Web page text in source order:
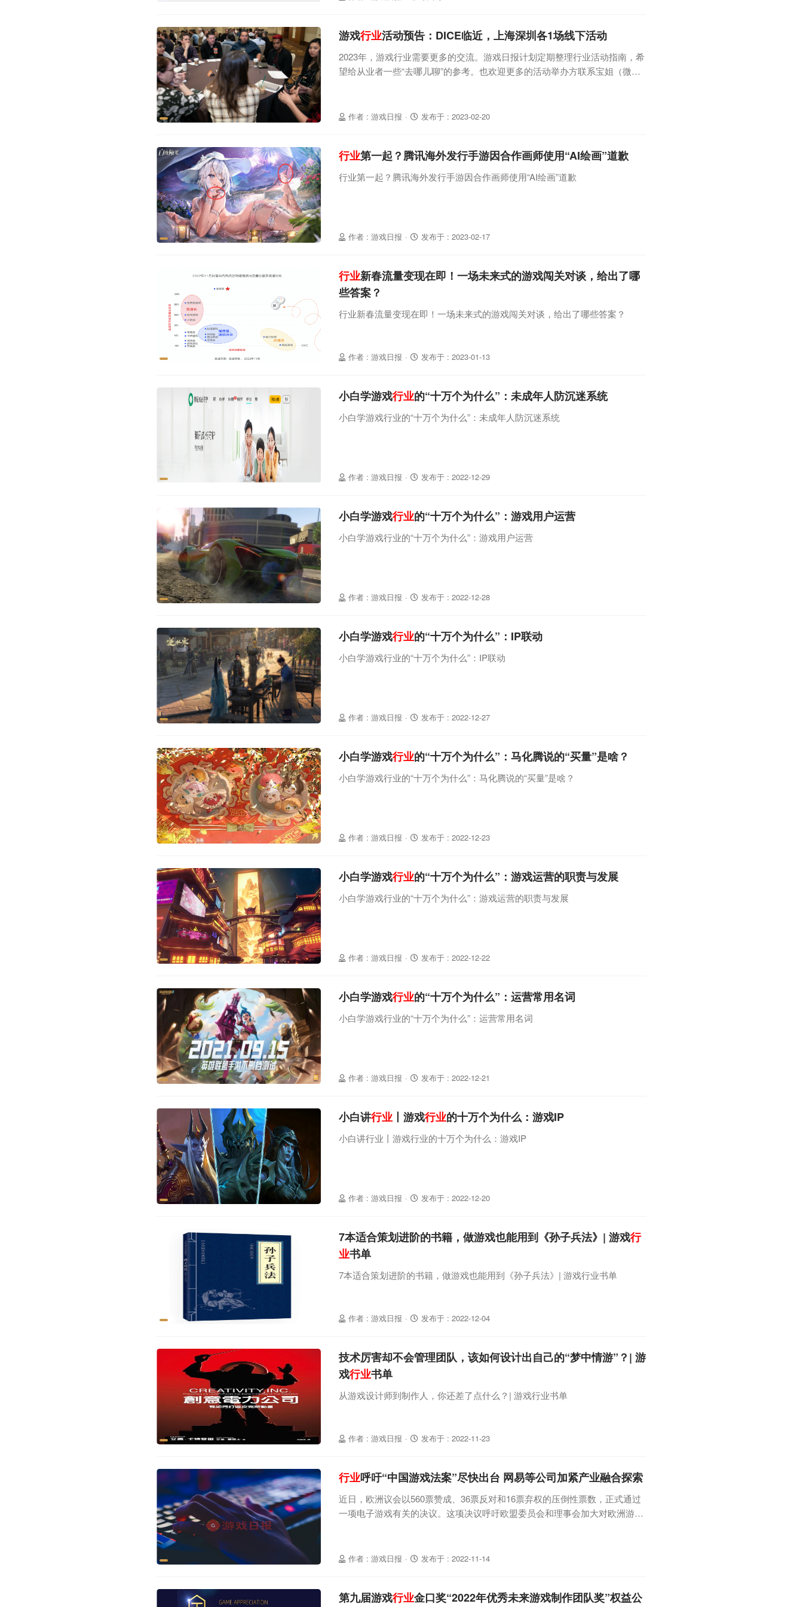
作者 : 游戏日报 · 发布于 : 2023-02-20
游戏行业活动预告：DICE临近，上海深圳各1场线下活动
2023年，游戏行业需要更多的交流。游戏日报计划定期整理行业活动指南，希
望给从业者一些“去哪儿聊”的参考。也欢迎更多的活动举办方联系宝姐（微信
界，举办时间：2月21日-2月23日其中2月23日举办第26届DICE颁奖典礼（与
作者 : 游戏日报 · 发布于 : 2023-02-17
行业第一起？腾讯海外发行手游因合作画师使用“AI绘画”道歉
行业第一起？腾讯海外发行手游因合作画师使用“AI绘画”道歉
作者 : 游戏日报 · 发布于 : 2023-01-13
行业新春流量变现在即！一场未来式的游戏闯关对谈，给出了哪
些答案？
行业新春流量变现在即！一场未来式的游戏闯关对谈，给出了哪些答案？
作者 : 游戏日报 · 发布于 : 2022-12-29
小白学游戏行业的“十万个为什么”：未成年人防沉迷系统
小白学游戏行业的“十万个为什么”：未成年人防沉迷系统
作者 : 游戏日报 · 发布于 : 2022-12-28
小白学游戏行业的“十万个为什么”：游戏用户运营
小白学游戏行业的“十万个为什么”：游戏用户运营
作者 : 游戏日报 · 发布于 : 2022-12-27
小白学游戏行业的“十万个为什么”：IP联动
小白学游戏行业的“十万个为什么”：IP联动
作者 : 游戏日报 · 发布于 : 2022-12-23
小白学游戏行业的“十万个为什么”：马化腾说的“买量”是啥？
小白学游戏行业的“十万个为什么”：马化腾说的“买量”是啥？
作者 : 游戏日报 · 发布于 : 2022-12-22
小白学游戏行业的“十万个为什么”：游戏运营的职责与发展
小白学游戏行业的“十万个为什么”：游戏运营的职责与发展
作者 : 游戏日报 · 发布于 : 2022-12-21
小白学游戏行业的“十万个为什么”：运营常用名词
小白学游戏行业的“十万个为什么”：运营常用名词
作者 : 游戏日报 · 发布于 : 2022-12-20
小白讲行业 丨游戏行业的十万个为什么：游戏IP
小白讲行业丨游戏行业的十万个为什么：游戏IP
作者 : 游戏日报 · 发布于 : 2022-12-04
7本适合策划进阶的书籍，做游戏也能用到《孙子兵法》| 游戏行
业书单
7本适合策划进阶的书籍，做游戏也能用到《孙子兵法》| 游戏行业书单
作者 : 游戏日报 · 发布于 : 2022-11-23
技术厉害却不会管理团队，该如何设计出自己的“梦中情游”？| 游
戏行业书单
从游戏设计师到制作人，你还差了点什么？| 游戏行业书单
作者 : 游戏日报 · 发布于 : 2022-11-14
行业呼吁“中国游戏法案”尽快出台 网易等公司加紧产业融合探索
近日，欧洲议会以560票赞成、36票反对和16票弃权的压倒性票数，正式通过
一项电子游戏有关的决议。这项决议呼吁欧盟委员会和理事会加大对欧洲游戏
在表决前的辩论发言中表示：“电子游戏是我们的文化经济中最有活力的组成部
第九届游戏行业金口奖“2022年优秀未来游戏制作团队奖”权益公